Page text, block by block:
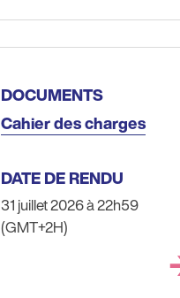
DOCUMENTS
Cahier des charges
DATE DE RENDU
31 juillet 2026 à 22h59
(GMT+2H)